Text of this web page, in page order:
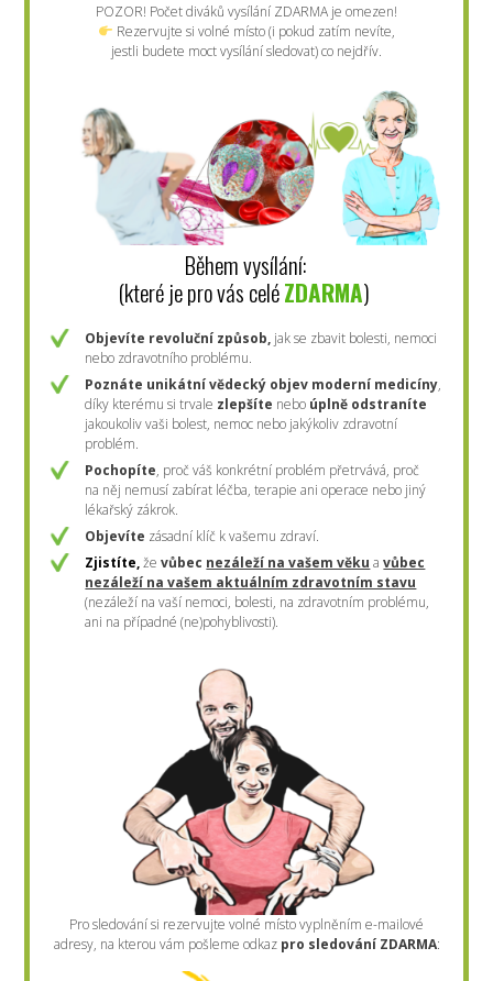
POZOR! Počet diváků vysílání ZDARMA je omezen!
Rezervujte si volné místo (i pokud zatím nevíte,
jestli budete moct vysílání sledovat) co nejdřív.
Během vysílání:
(které je pro vás celéZDARMA)
Objevíte revoluční způsob, jak se zbavit bolesti, nemoci
nebo zdravotního problému.
Poznáte unikátní vědecký objev moderní medicíny,
díky kterému si trvale zlepšíte nebo úplně odstraníte
jakoukoliv vaši bolest, nemoc nebo jakýkoliv zdravotní
problém.
Pochopíte, proč váš konkrétní problém přetrvává, proč
na něj nemusí zabírat léčba, terapie ani operace nebo jiný
lékařský zákrok.
Objevíte zásadní klíč k vašemu zdraví.
Zjistíte, ževůbec nezáleží na vašem věku avůbec
nezáleží na vašem aktuálním zdravotním stavu
(nezáleží na vaší nemoci, bolesti, na zdravotním problému,
ani na případné (ne)pohyblivosti).
Pro sledování si rezervujte volné místo vyplněním e-mailové
adresy, na kterou vám pošleme odkaz pro sledování ZDARMA: